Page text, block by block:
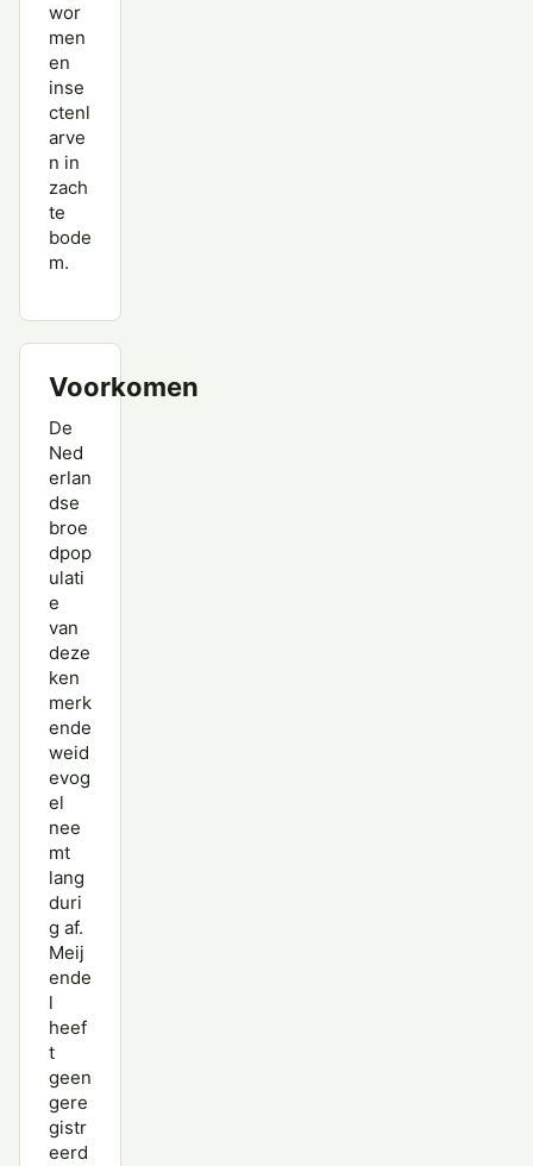
wor
men
en
inse
ctenl
arve
n in
zach
te
bode
m.
Voorkomen
De
Ned
erlan
dse
broe
dpop
ulati
e
van
deze
ken
merk
ende
weid
evog
el
nee
mt
lang
duri
g af.
Meij
ende
l
heef
t
geen
gere
gistr
eerd